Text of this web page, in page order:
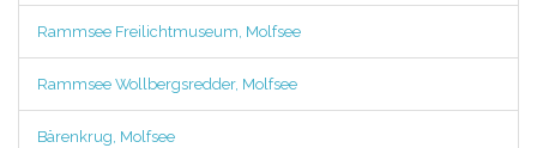
Rammsee Freilichtmuseum, Molfsee
Rammsee Wollbergsredder, Molfsee
Bärenkrug, Molfsee